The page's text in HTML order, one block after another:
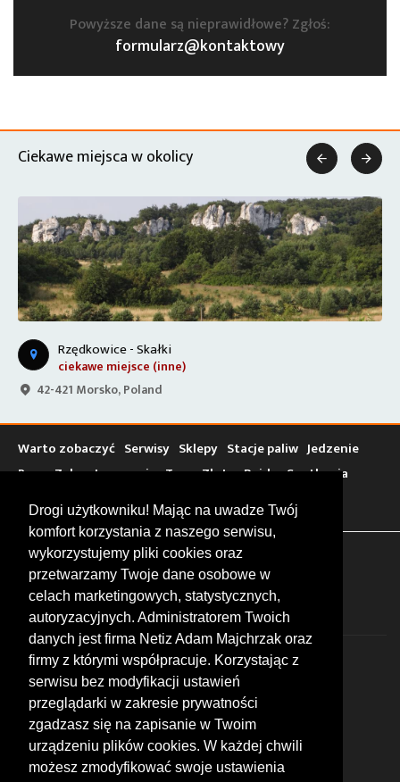
Drogi użytkowniku! Mając na uwadze Twój
komfort korzystania z naszego serwisu,
wykorzystujemy pliki cookies oraz
przetwarzamy Twoje dane osobowe w
celach marketingowych, statystycznych,
autoryzacyjnych. Administratorem Twoich
danych jest firma Netiz Adam Majchrzak oraz
firmy z którymi współpracuje. Korzystając z
serwisu bez modyfikacji ustawień
przeglądarki w zakresie prywatności
zgadzasz się na zapisanie w Twoim
urządzeniu plików cookies. W każdej chwili
możesz zmodyfikować swoje ustawienia
Powyższe dane są nieprawidłowe? Zgłoś:
formularz@kontaktowy
Ciekawe miejsca w okolicy
Rzędkowice - Skałki
ciekawe miejsce (inne)
42-421 Morsko, Poland
 
Warto zobaczyć Serwisy Sklepy Stacje paliw Jedzenie
Bary Zakwaterowanie Tory Zloty Rajdy Spotkania
Targi
Giełdy Szkolenia
FOLLOW US
© 2026 by MotoWhizzer.com
All rights reserved.